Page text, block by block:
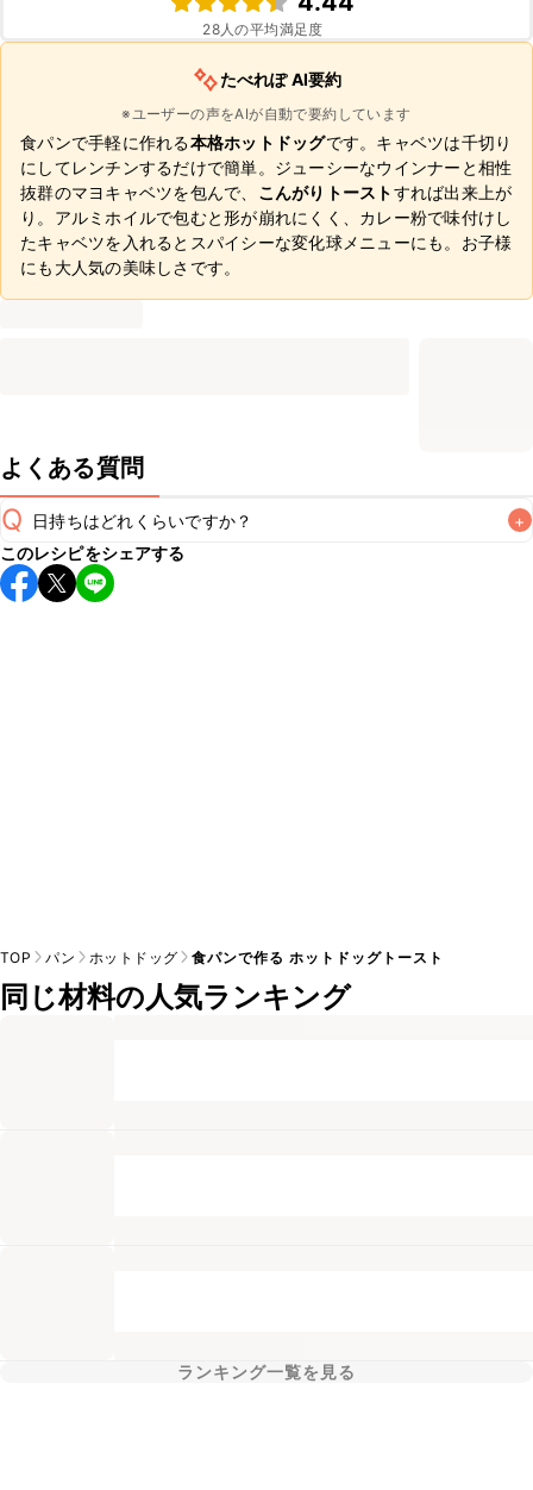
28人の平均満足度
たべれぽ AI要約
※ユーザーの声をAIが自動で要約しています
食パンで手軽に作れる本格ホットドッグです。キャベツは千切り
にしてレンチンするだけで簡単。ジューシーなウインナーと相性
抜群のマヨキャベツを包んで、 こんがりトーストすれば出来上が
り。アルミホイルで包むと形が崩れにくく、カレー粉で味付けし
たキャベツを入れるとスパイシーな変化球メニューにも。お子様
にも大人気の美味しさです。
よくある質問
Q 日持ちはどれくらいですか？ +
保存期間は冷蔵で当日中が目安です。なるべくお早めにお召
し上がりください。
このレシピをシェアする
TOP パン ホットドッグ 食パンで作る ホットドッグトースト
同じ材料の人気ランキング
ランキング一覧を見る